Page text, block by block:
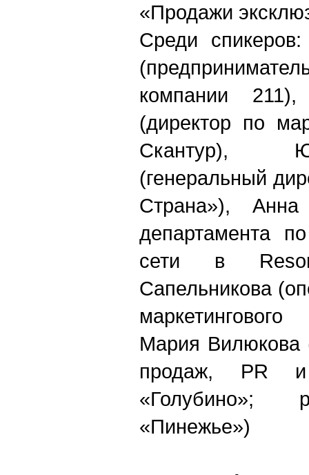
«Продажи
Среди
компании
(директор по
Скантур),
(генеральный
Страна»), Анна
департамента
сети в
Сапельникова
Мария Вилюкова
продаж, PR и
«Голубино»;
«Пинежье»)